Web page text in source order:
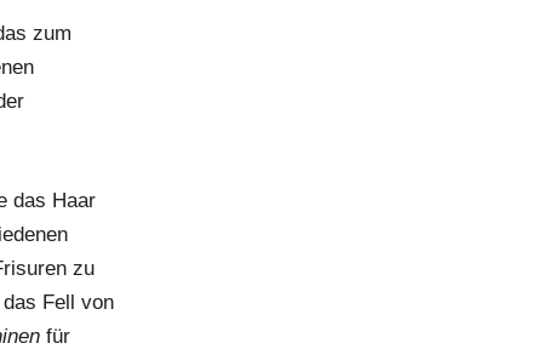
zum
das Haar
zu
Fell von
für